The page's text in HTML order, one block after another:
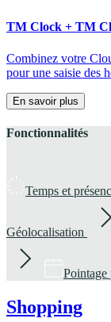
TM Clock + TM
Combinez votre
pour une saisie des
En savoir plus
Fonctionnalités
Temps et
Géolocalisation
Pointage
Shopping